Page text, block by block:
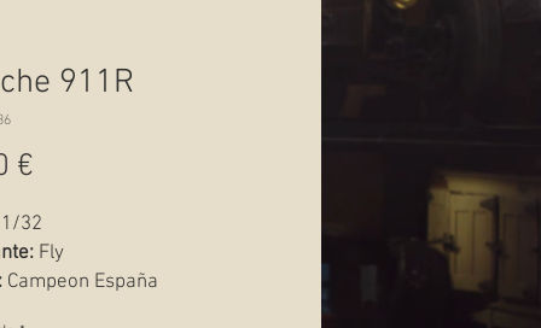
911R
€
1/32
Fly
Campeon España